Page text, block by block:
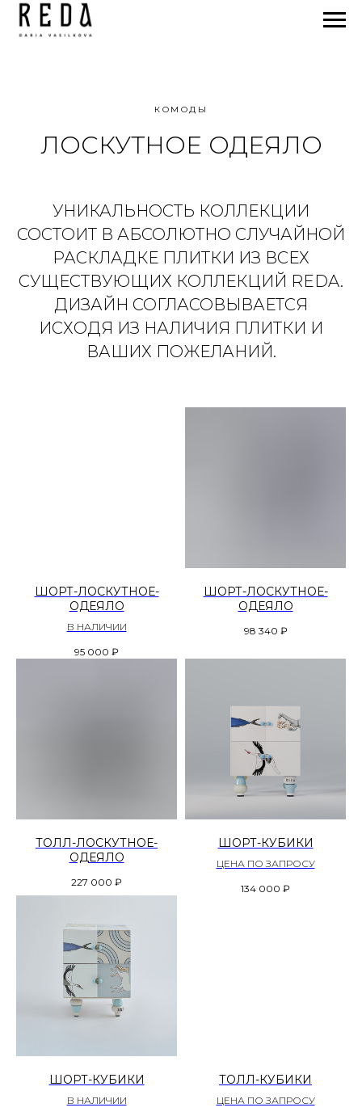
КОМОДЫ
ЛОСКУТНОЕ ОДЕЯЛО
УНИКАЛЬНОСТЬ КОЛЛЕКЦИИ
СОСТОИТ В АБСОЛЮТНО СЛУЧАЙНОЙ
РАСКЛАДКЕ ПЛИТКИ ИЗ ВСЕХ
СУЩЕСТВУЮЩИХ КОЛЛЕКЦИЙ REDA.
ДИЗАЙН СОГЛАСОВЫВАЕТСЯ
ИСХОДЯ ИЗ НАЛИЧИЯ ПЛИТКИ И
ВАШИХ ПОЖЕЛАНИЙ.
ШОРТ-ЛОСКУТНОЕ-
ОДЕЯЛО
В НАЛИЧИИ
95 000 ₽
ШОРТ-ЛОСКУТНОЕ-
ОДЕЯЛО
98 340 ₽
ТОЛЛ-ЛОСКУТНОЕ-
ОДЕЯЛО
227 000 ₽
ШОРТ-КУБИКИ
ЦЕНА ПО ЗАПРОСУ
134 000 ₽
ШОРТ-КУБИКИ
В НАЛИЧИИ
ТОЛЛ-КУБИКИ
ЦЕНА ПО ЗАПРОСУ